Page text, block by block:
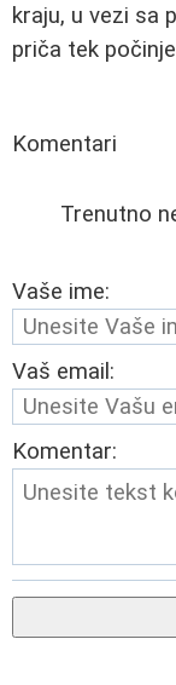
kraju, u vezi sa
priča tek
Komentari
Trenutno
Vaše ime:
Vaš email:
Komentar: